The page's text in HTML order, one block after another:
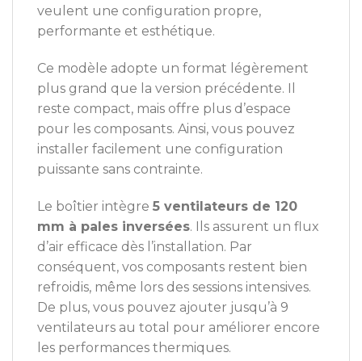
veulent une configuration propre,
performante et esthétique.
Ce modèle adopte un format légèrement
plus grand que la version précédente. Il
reste compact, mais offre plus d’espace
pour les composants. Ainsi, vous pouvez
installer facilement une configuration
puissante sans contrainte.
Le boîtier intègre 5 ventilateurs de 120
mm à pales inversées. Ils assurent un flux
d’air efficace dès l’installation. Par
conséquent, vos composants restent bien
refroidis, même lors des sessions intensives.
De plus, vous pouvez ajouter jusqu’à 9
ventilateurs au total pour améliorer encore
les performances thermiques.